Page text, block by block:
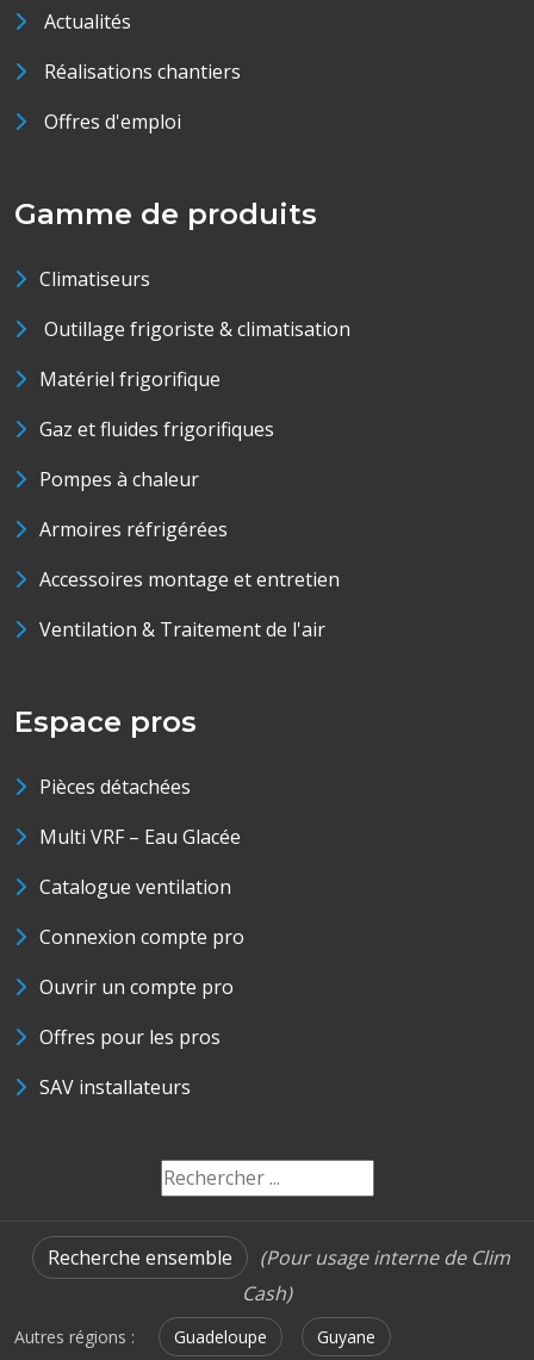
Actualités
Réalisations chantiers
Offres d'emploi
Gamme de produits
Climatiseurs
Outillage frigoriste & climatisation
Matériel frigorifique
Gaz et fluides frigorifiques
Pompes à chaleur
Armoires réfrigérées
Accessoires montage et entretien
Ventilation & Traitement de l'air
Espace pros
Pièces détachées
Multi VRF – Eau Glacée
Catalogue ventilation
Connexion compte pro
Ouvrir un compte pro
Offres pour les pros
SAV installateurs
Recherche ensemble
(Pour usage interne de Clim
Cash)
Autres régions : Guadeloupe Guyane